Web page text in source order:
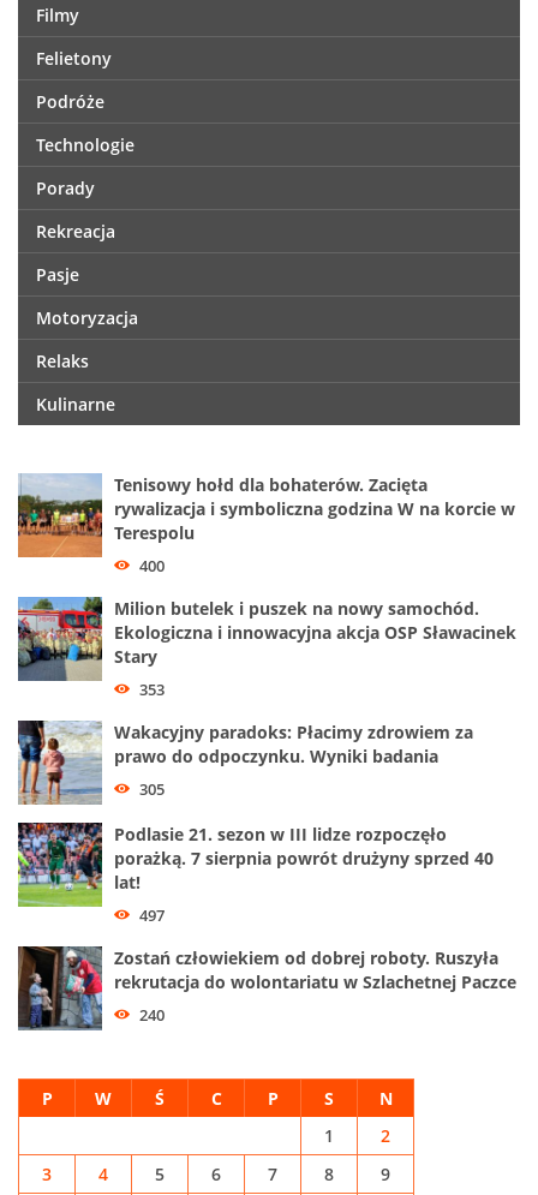
Filmy
Felietony
Podróże
Technologie
Porady
Rekreacja
Pasje
Motoryzacja
Relaks
Kulinarne
Tenisowy hołd dla bohaterów. Zacięta
rywalizacja i symboliczna godzina W na korcie w
Terespolu
400
Milion butelek i puszek na nowy samochód.
Ekologiczna i innowacyjna akcja OSP Sławacinek
Stary
353
Wakacyjny paradoks: Płacimy zdrowiem za
prawo do odpoczynku. Wyniki badania
305
Podlasie 21. sezon w III lidze rozpoczęło
porażką. 7 sierpnia powrót drużyny sprzed 40
lat!
497
Zostań człowiekiem od dobrej roboty. Ruszyła
rekrutacja do wolontariatu w Szlachetnej Paczce
240
P W Ś C P S N
1
2
3
4 5 6 7 8
9